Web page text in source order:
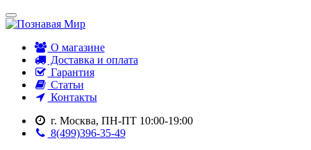
О магазине
Доставка и оплата
Гарантия
Статьи
Контакты
г. Москва, ПН-ПТ 10:00-19:00
8(499)396-35-49